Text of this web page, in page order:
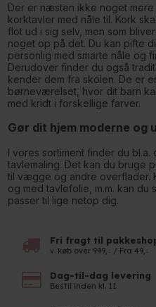
Der er næsten ikke noget
korktavler med nåle til. Kork
flot ud i sig selv, men som
noget op på det. Du kan pifte
personlig med smarte nåle og
Derudover finder du også
kender dem fra skolen. De er
børneværelset, hvor dit barn
med kridt i forskellige farver.
Gør dit hjem moderne og
I vores sortiment finder du
tavlemaling. Det kan du bruge
til vægge og andre overflader.
og med tavlefolie, m.m. kan du
passer til lige netop dig.
Fri fragt til
v. køb over 999,- / Fra 49,-
Dag-til-dag levering
Bestil inden kl. 11